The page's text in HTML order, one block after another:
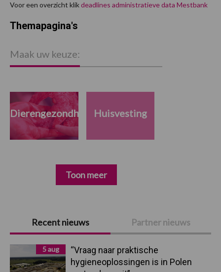
Voor een overzicht klikdeadlines administratieve data Mestbank
Primaire
Sidebar
Recent nieuws Partner nieuws
5 aug
“Vraag naar praktische
hygieneoplossingen is in Polen
Themapagina's
Maak uw keuze:
Dierengezondheid Huisvesting
Toon meer